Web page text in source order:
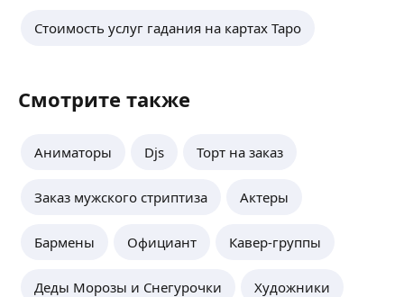
душевный, умный и весёлый опыт. Деньги
Стоимость услуг гадания на картах Таро
Смотрите также
Аниматоры Djs Торт на заказ
Заказ мужского стриптиза Актеры
Бармены Официант Кавер-группы
Деды Морозы и Снегурочки Художники